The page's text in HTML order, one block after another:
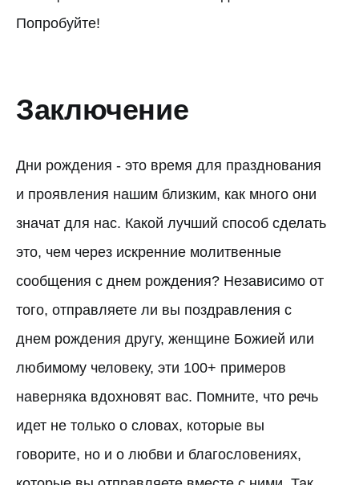
Попробуйте!
Заключение
Дни рождения - это время для празднования
и проявления нашим близким, как много они
значат для нас. Какой лучший способ сделать
это, чем через искренние молитвенные
сообщения с днем рождения? Независимо от
того, отправляете ли вы поздравления с
днем рождения другу, женщине Божией или
любимому человеку, эти 100+ примеров
наверняка вдохновят вас. Помните, что речь
идет не только о словах, которые вы
говорите, но и о любви и благословениях,